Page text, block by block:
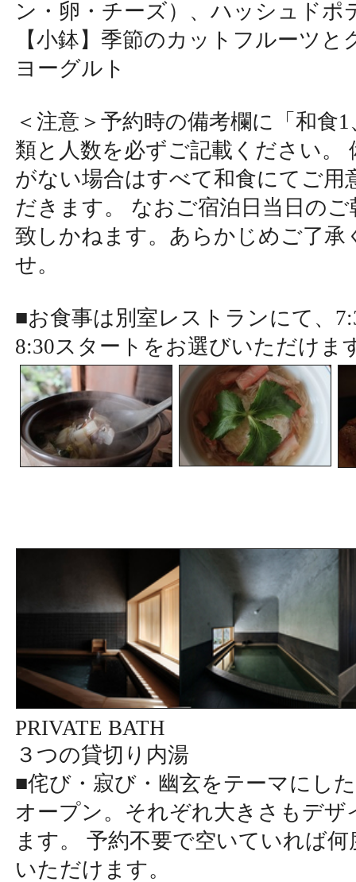
ン・卵・チーズ）、ハッシュドポ
【小鉢】季節のカットフルーツと
ヨーグルト
＜注意＞予約時の備考欄に「和食
類と人数を必ずご記載ください。
がない場合はすべて和食にてご用
だきます。 なおご宿泊日当日の
致しかねます。あらかじめご了承
せ。
■お食事は別室レストランにて、
8:30スタートをお選びいただけま
PRIVATE BATH
３つの貸切り内湯
■侘び・寂び・幽玄をテーマにし
オープン。それぞれ大きさもデザ
ます。 予約不要で空いていれば
いただけます。